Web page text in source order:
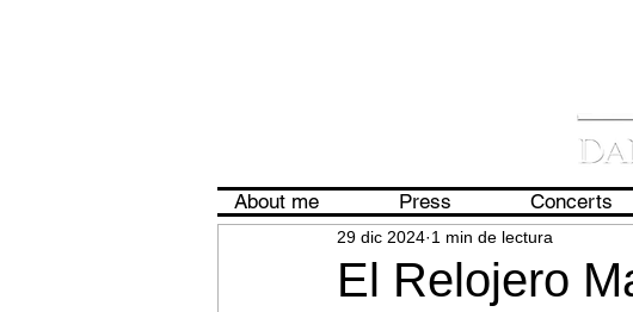
El Relojero
29 dic 2024 1 min de lectura
About me Press Concerts